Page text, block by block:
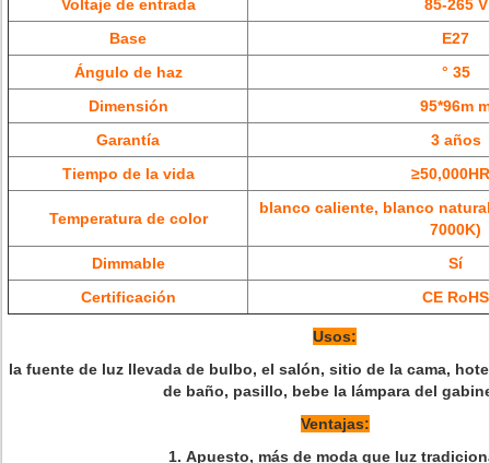
Voltaje de entrada
85-265 V
Base
E27
Ángulo de haz
° 35
Dimensión
95*96m m
Garantía
3 años
Tiempo de la vida
Temperatura de color
blanco caliente, blanco
7000K)
Dimmable
Sí
Certificación
CE RoHS
Usos:
la fuente de luz llevada de bulbo, el salón, sitio de la cama,
de baño, pasillo, bebe la lámpara del
Ventajas:
1. Apuesto, más de moda que luz